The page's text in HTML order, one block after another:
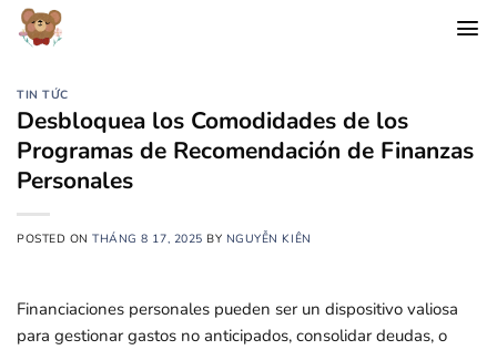
Chuyển
đến
dungTIN TỨC
Desbloquea los Comodidades de los
Programas de Recomendación de Finanzas
Personales
POSTED ONTHÁNG 8 17, 2025 BY NGUYỄN KIÊN
Financiaciones personales pueden ser un dispositivo valiosa
para gestionar gastos no anticipados, consolidar deudas, o